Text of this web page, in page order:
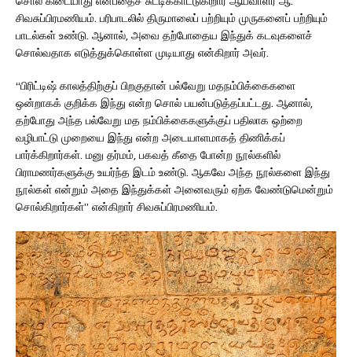
சிவசுப்பிரமணியம். பரிபாடலில் திருமாலைப் பற்றியும் முருகனைப் பற்றியும்
பாடல்கள் உண்டு. ஆனால், அவை தற்போதைய இந்துக் கடவுகளைச்
சொல்வதாக எடுத்துக்கொள்ள முடியாது என்கிறார் அவர்.
“பிரிட்டிஷ் காலத்திற்குப் பிறகுதான் பல்வேறு மதநம்பிக்கைகளை
ஒன்றாகக் குறிக்க இந்து என்ற சொல் பயன்படுத்தப்பட்டது. ஆனால்,
தற்போது அந்த பல்வேறு மத நம்பிக்கைகளுக்குப் பதிலாக ஒற்றை
வழிபாட்டு முறையை இந்து என்ற அடையாளமாகத் திணிக்கப்
பார்க்கிறார்கள். மனு தர்மம், பகவத் கீதை போன்ற நூல்களில்
பிராமணர்களுக்கு உயர்ந்த இடம் உண்டு. ஆகவே அந்த நூல்களை இந்து
நூல்கள் என்றும் அதை இந்துக்கள் அனைவரும் ஏற்க வேண்டுமென்றும்
சொல்கிறார்கள்” என்கிறார் சிவசுப்பிரமணியம்.